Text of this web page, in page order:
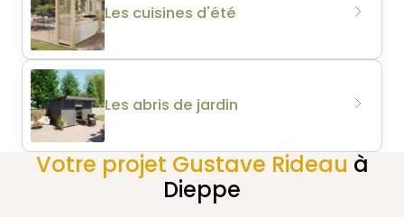
Les cuisines d'été
Les abris de jardin
Votre projet Gustave Rideau à
Dieppe